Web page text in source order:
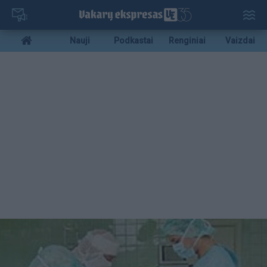
Pereiti
pagrindinį
turinį
Mobile
menu
Nauji Podkastai Renginiai Vaizdai